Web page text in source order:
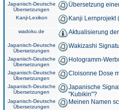
Japanisch-Deutsche
Übersetzungen
Übersetzung
Kanji-Lexikon Kanji Lernprojekt
wadoku.de Aktualisierung
Japanisch-Deutsche
Übersetzungen
Wakizashi
Japanisch-Deutsche
Übersetzungen
Hologramm-
Japanisch-Deutsche
Übersetzungen
Cloisonne Dose
Japanisch-Deutsche
Übersetzungen
Japanische
"Kubikin"?
Japanisch-Deutsche
Übersetzungen
Meinen Namen